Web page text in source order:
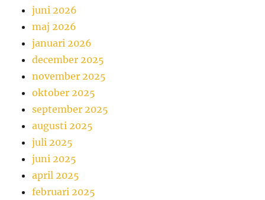
juni 2026
maj 2026
januari 2026
december 2025
november 2025
oktober 2025
september 2025
augusti 2025
juli 2025
juni 2025
april 2025
februari 2025